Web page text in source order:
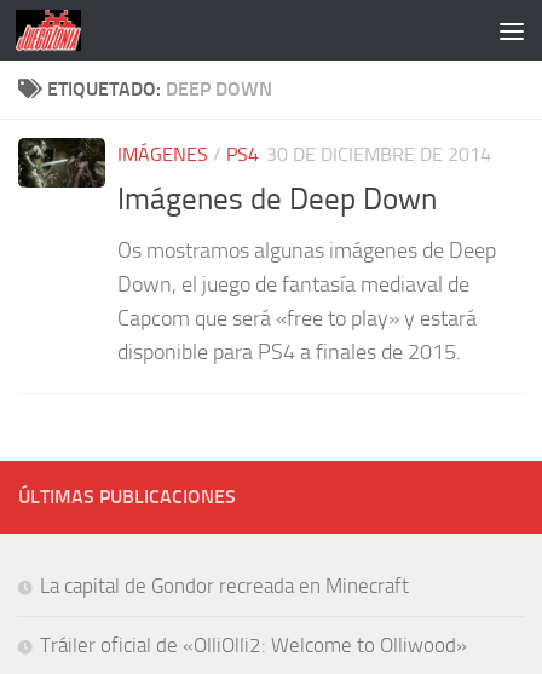
Saltar al contenido
ETIQUETADO: DEEP DOWN
IMÁGENES / PS4 30 DE DICIEMBRE DE 2014
Imágenes de Deep Down
Os mostramos algunas imágenes de Deep
Down, el juego de fantasía mediaval de
Capcom que será «free to play» y estará
disponible para PS4 a finales de 2015.
ÚLTIMAS PUBLICACIONES
La capital de Gondor recreada en Minecraft
Tráiler oficial de «OlliOlli2: Welcome to Olliwood»